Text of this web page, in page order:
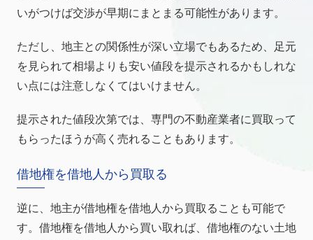
いがつけば交渉が早期にまとまる可能性があります。
ただし、地主との関係性が深い立場でもあるため、足元
を見られて相場よりも安い値段を提示されるかもしれな
い点には注意しなくてはいけません。
提示された値段次第では、専門の不動産業者に買取って
もらったほうが高く売れることもあります。
借地権を借地人から買取る
逆に、地主が借地権を借地人から買取ることも可能で
す。借地権を借地人から買い取れば、借地権のない土地